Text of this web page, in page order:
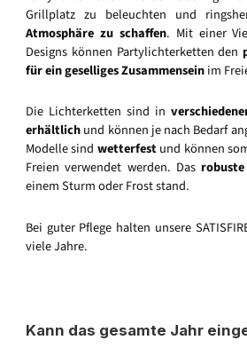
Grillplatz zu beleuchten und
Atmosphäre zu schaffen. Mit einer
Designs können Partylichterketten den
für ein geselliges Zusammenseinim
Die Lichterketten sind in
erhältlichund können je nach Bedarf
Modelle sind wetterfestund können
Freien verwendet werden. Das
einem Sturm oder Frost stand.
Bei guter Pflege halten unsere
viele Jahre.
Kann das gesamte Jahr